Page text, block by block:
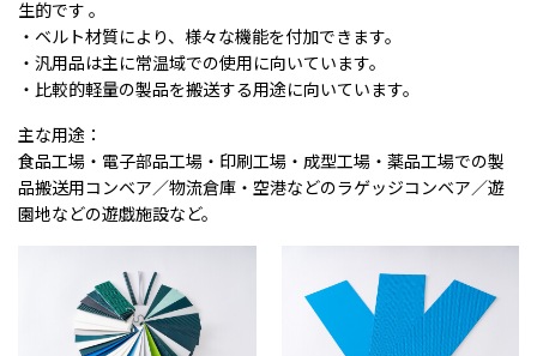
生的です 。
・ベルト材質により、様々な機能を付加できます。
・汎用品は主に常温域での使用に向いています。
・比較的軽量の製品を搬送する用途に向いています。
主な用途：
食品工場・電子部品工場・印刷工場・成型工場・薬品工場での製
品搬送用コンベア／物流倉庫・空港などのラゲッジコンベア／遊
園地などの遊戯施設など。